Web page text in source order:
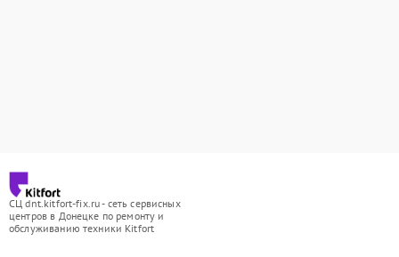
СЦ dnt.kitfort-fix.ru - сеть сервисных
центров в Донецке по ремонту и
обслуживанию техники Kitfort